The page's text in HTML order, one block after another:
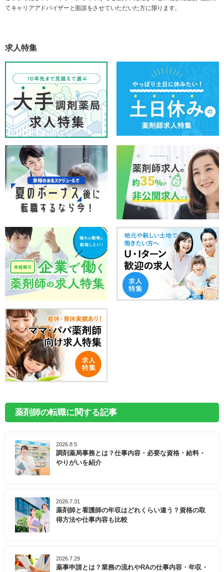
てキャリアアドバイザーと面談をさせていただいた方に限ります。
求人特集
薬剤師の転職に関する記事
2026.8.5
調剤薬局事務とは？仕事内容・必要な資格・給料・
やりがいを紹介
2026.7.31
薬剤師と看護師の年収はどれくらい違う？資格の取
得方法や仕事内容も比較
2026.7.29
薬事申請とは？業務の流れやRAの仕事内容・年収・